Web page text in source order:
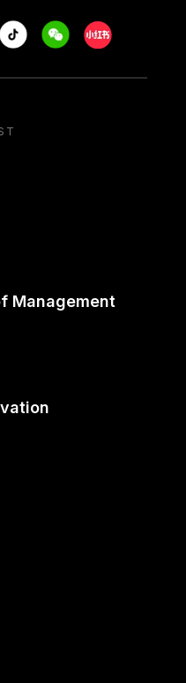
Tiktok WeechatXiaohongshu/
Management